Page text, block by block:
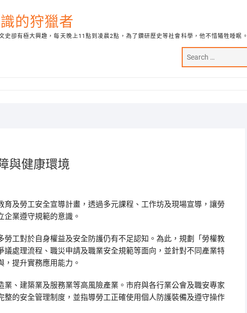
的狩獵者
卻有極大興趣，每天晚上11點到凌晨2點，為了鑽研歷史等社會科學，他不惜犧牲睡眠。
與健康環境
及勞工安全宣導計畫，透過多元課程、工作坊及現場宣導，讓勞
業遵守規範的意識。
工對於自身權益及安全防護仍有不足認知。為此，規劃「勞權教
處理流程、職災申請及職業安全規範等面向，並針對不同產業特
提升實務應用能力。
、建築業及服務業等高風險產業。市府與各行業公會及職安專家
的安全管理制度，並指導勞工正確使用個人防護裝備及遵守操作